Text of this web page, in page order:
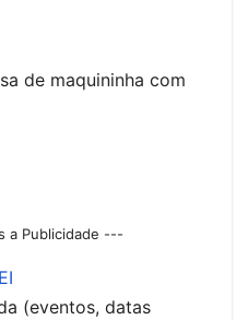
de maquininha com
a Publicidade ---
(eventos, datas